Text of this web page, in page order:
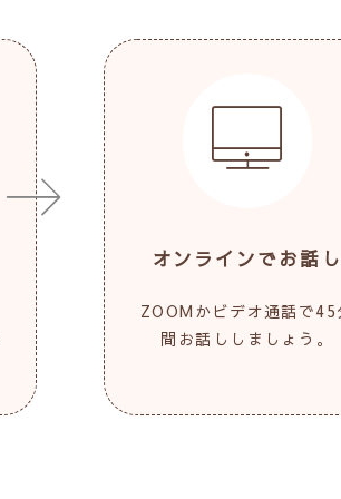
オンラインでお話
ZOOMかビデオ通話で45
間お話ししましょう。